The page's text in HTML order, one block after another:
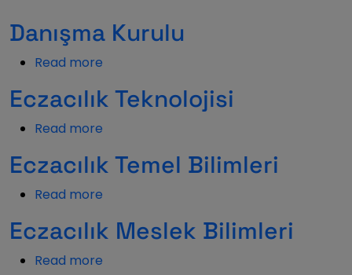
Danışma Kurulu
Read more
Kurulu
Eczacılık Teknolojisi
Read more
Teknolojisi
Eczacılık Temel Bilimleri
Read more
Temel
Eczacılık Meslek Bilimleri
Read more